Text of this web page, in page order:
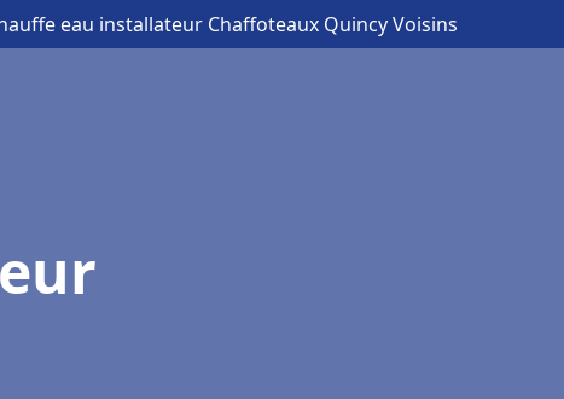
eau installateur Chaffoteaux Quincy Voisins